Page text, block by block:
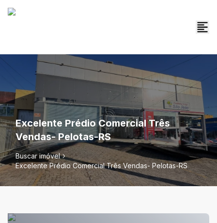
Excelente Prédio Comercial Três
Vendas- Pelotas-RS
Buscar imóvel
Excelente Prédio Comercial Três Vendas- Pelotas-RS